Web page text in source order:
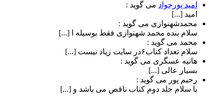
امید پورجواد می گوید :
امید [...]
محمدشهنوازی می گوید :
سلام بنده محمد شهنوازی فقط بوسیله ا [...]
محمد می گوید :
سلام تعداد کتاب۶در سایت زیاد نیست [...]
هانیه عسگری می گوید :
بسیار عالی [...]
رحیم پور می گوید :
با سلام جلد دوم کتاب ناقص می باشد و [...]